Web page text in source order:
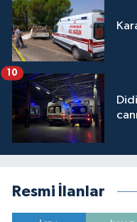
10
Resmi İlanlar